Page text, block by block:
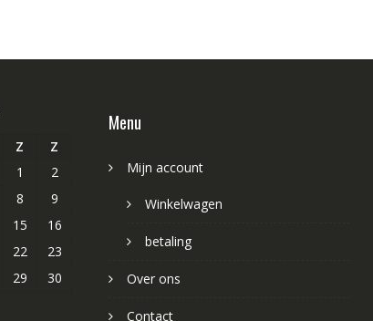
Z
Z
1
2
8
9
15
16
22
23
29
30
Menu
Mijn account
Winkelwagen
betaling
Over ons
Contact